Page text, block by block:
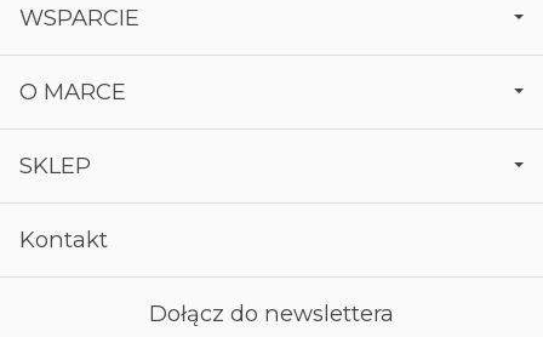
WSPARCIE
O MARCE
SKLEP
Kontakt
Dołącz do newslettera